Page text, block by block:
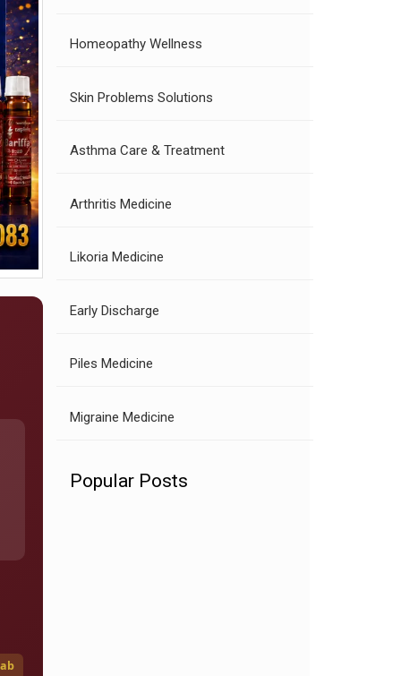
Homeopathy Wellness
Skin Problems Solutions
Asthma Care & Treatment
Arthritis Medicine
Likoria Medicine
Early Discharge
Piles Medicine
Migraine Medicine
Popular Posts